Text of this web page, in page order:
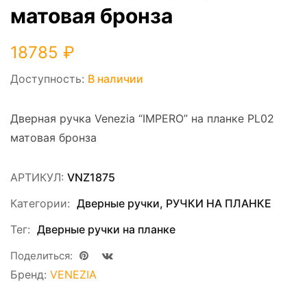
матовая бронза
18785 ₽
Доступность: В наличии
Дверная ручка Venezia “IMPERO” на планке PL02
матовая бронза
АРТИКУЛ: VNZ1875
Категории: Дверные ручки, РУЧКИ НА ПЛАНКЕ
Тег: Дверные ручки на планке
Поделиться:
Бренд: VENEZIA